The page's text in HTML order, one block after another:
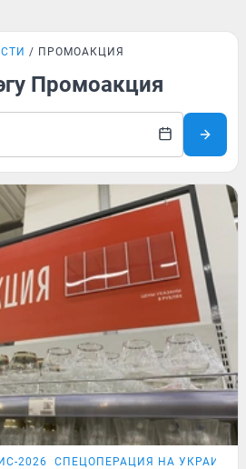
ПРОМОАКЦИЯ
Промоакция
2026 СПЕЦОПЕРАЦИЯ НА УКРАИНЕ